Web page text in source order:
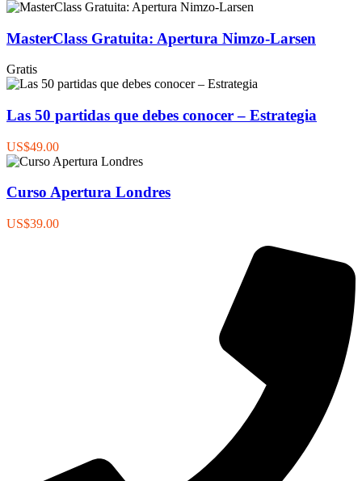
MasterClass Gratuita: Apertura Nimzo-Larsen
Gratis
Las 50 partidas que debes conocer – Estrategia
US$49.00
Curso Apertura Londres
US$39.00